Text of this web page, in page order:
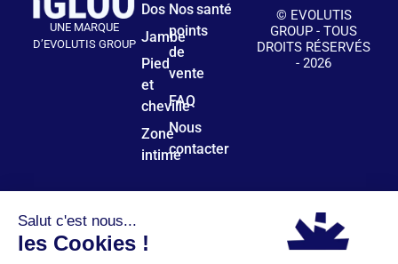
UNE MARQUE
D’EVOLUTIS GROUP
Dos
Jambe
Pied
et
cheville
Zone
intime
Nos
points
de
vente
FAQ
Nous
contacter
santé
© EVOLUTIS
GROUP - TOUS
DROITS RÉSERVÉS
- 2026
Plan du site
Mentions légales